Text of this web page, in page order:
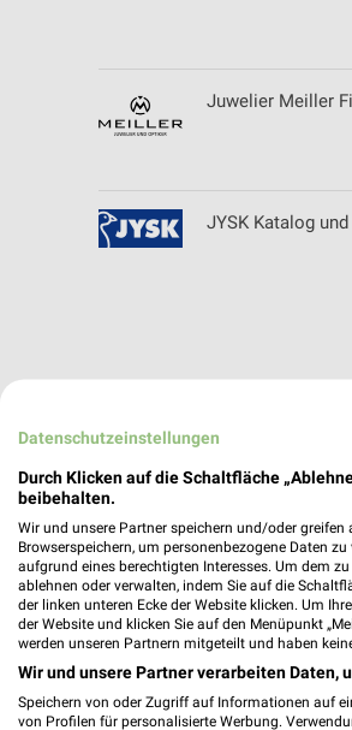
Juwelier Meiller
JYSK Katalog
Datenschutzeinstellungen
Durch Klicken auf die Schaltfläche
beibehalten.
Wir und unsere Partner speichern und/oder
Browserspeichern, um personenbezogene Daten
aufgrund eines berechtigten Interesses. Um dem
ablehnen oder verwalten, indem Sie auf die
der linken unteren Ecke der Website klicken. Um
der Website und klicken Sie auf den Menüpunkt
werden unseren Partnern mitgeteilt und haben
Wir und unsere Partner verarbeiten Daten,
Speichern von oder Zugriff auf Informationen auf
von Profilen für personalisierte Werbung.